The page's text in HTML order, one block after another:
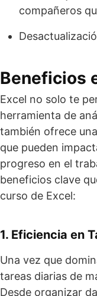
compañeros
Beneficios
Excel no solo te
herramienta de
también ofrece
que pueden
progreso en el
beneficios clave
curso de Excel:
1. Eficiencia en
Una vez que
tareas diarias de
Desde organizar